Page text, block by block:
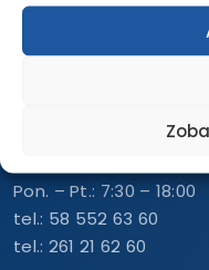
REJESTRACJA –
Pon. – Pt.: 7:30 – 18:00
Pon. – Pt.: 7:30 – 18:00
tel.: 58 552 63 60
tel.: 261 21 62 60